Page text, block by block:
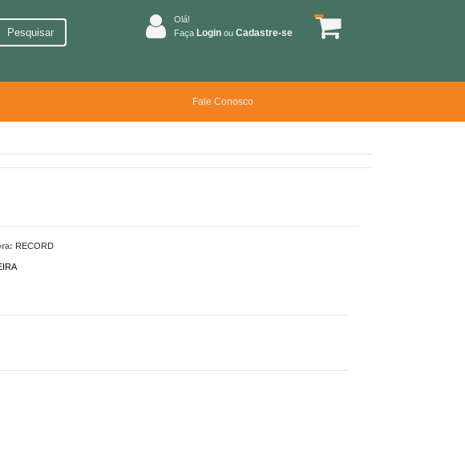
Pesquisar
Olá!
Faça Login ou Cadastre-se
Fale Conosco
RECORD